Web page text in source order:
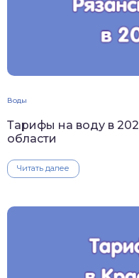
Воды
Тарифы на воду в
области
Читать далее